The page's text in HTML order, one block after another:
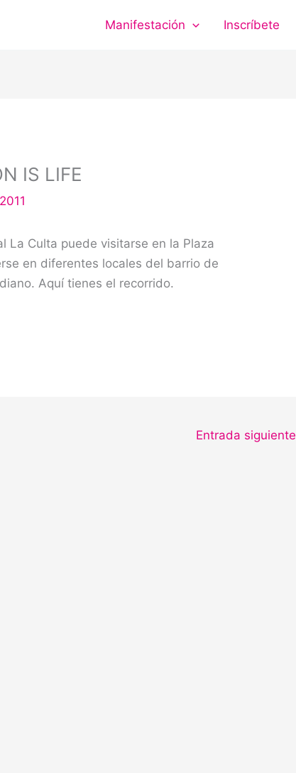
Manifestación Inscríbete
IS LIFE
La Culta puede visitarse en la Plaza
en diferentes locales del barrio de
Aquí tienes el recorrido.
Entrada siguiente